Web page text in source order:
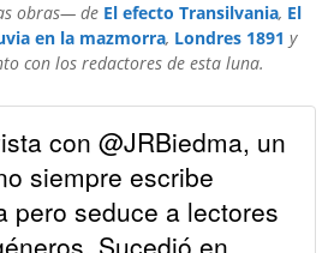
obras— de El efecto Transilvania, El
en la mazmorra, Londres 1891 y
con los redactores de esta luna.
con @JRBiedma, un
siempre escribe
pero seduce a lectores
Sucedió en